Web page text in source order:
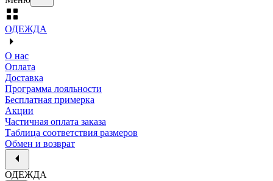
ОДЕЖДА
О нас
Оплата
Доставка
Программа лояльности
Бесплатная примерка
Акции
Частичная оплата заказа
Таблица соответствия размеров
Обмен и возврат
ОДЕЖДА